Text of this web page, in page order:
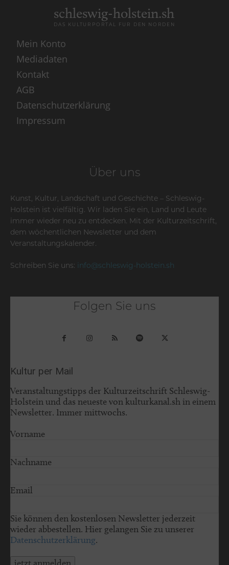
schleswig-holstein.sh
DAS KULTURPORTAL FÜR DEN NORDEN
Mein Konto
Mediadaten
Kontakt
AGB
Datenschutzerklärung
Impressum
Über uns
Kunst, Kultur, Landschaft und Geschichte – Schleswig-
Holstein ist vielfältig. Wir laden Sie ein, Land und Leute
immer wieder neu zu entdecken. Mit der Kulturzeitschrift,
dem wöchentlichen Newsletter und dem
Veranstaltungskalender.
Schreiben Sie uns: info@schleswig-holstein.sh
Folgen Sie uns
Kultur per Mail
Veranstaltungstipps der Kulturzeitschrift Schleswig-
Holstein und das neueste von kulturkanal.sh in einem
Newsletter. Immer mittwochs.
Vorname
Nachname
Email
Sie können den kostenlosen Newsletter jederzeit
wieder abbestellen. Hier gelangen Sie zu unserer
Datenschutzerklärung.